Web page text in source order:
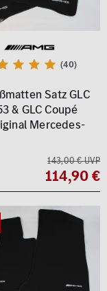
(40)
Satz GLC
& GLC Coupé
Mercedes-
143,00 € UVP
114,90 €